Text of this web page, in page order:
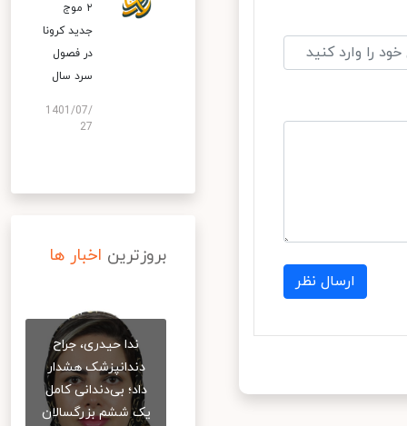
ارسال نظر
۲ موج
جدید کرونا
در فصول
سرد سال
1401/07/
27
بروزترین اخبار ها
ندا حیدری، جراح
دندانپزشک هشدار
داد؛ بی‌دندانی کامل
یک ششم بزرگسالان